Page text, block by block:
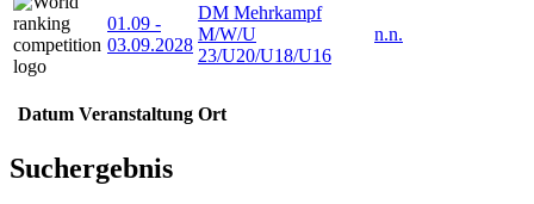
01.09 -
03.09.2028
DM Mehrkampf
M/W/U
23/U20/U18/U16
n.n.
Datum Veranstaltung Ort
Suchergebnis